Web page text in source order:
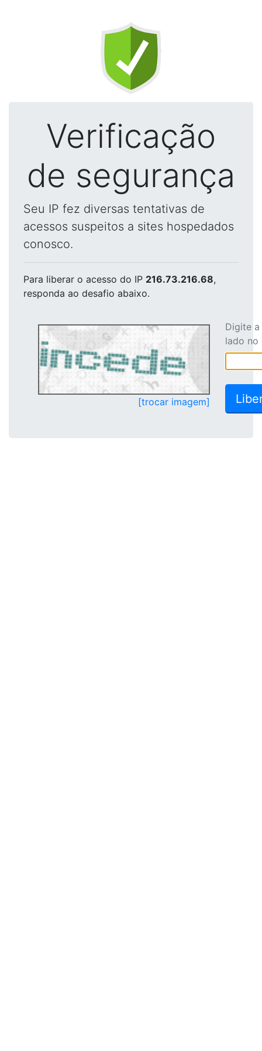
Verificação
de segurança
Seu IP fez diversas tentativas de
acessos suspeitos a sites hospedados
conosco.
Para liberar o acesso do IP 216.73.216.68,
responda ao desafio abaixo.
[trocar imagem]
Digite
lado no